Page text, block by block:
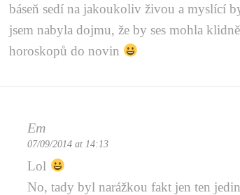
báseň sedí na jakoukoliv živou a myslící
jsem nabyla dojmu, že by ses mohla
horoskopů do novin
Em
07/09/2014 at 14:13
Lol
No, tady byl narážkou fakt jen ten